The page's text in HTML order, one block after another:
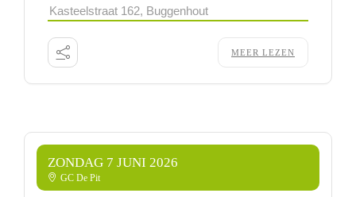
Kasteelstraat 162, Buggenhout
MEER LEZEN
ZONDAG 7 JUNI 2026
GC De Pit